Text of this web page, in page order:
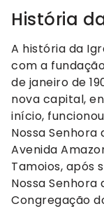
História
A história da
com a
de janeiro de
nova capital,
início,
Nossa
Avenida
Tamoios, após
Nossa
Congregação